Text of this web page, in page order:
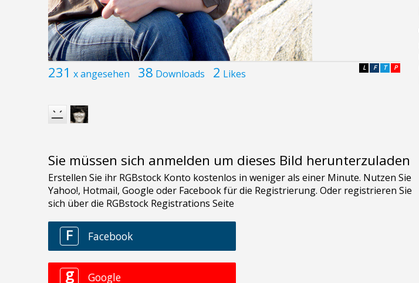
231 x angesehen 38 Downloads 2 Likes P
T
F
L
Sie müssen sich anmelden um dieses Bild herunterzuladen